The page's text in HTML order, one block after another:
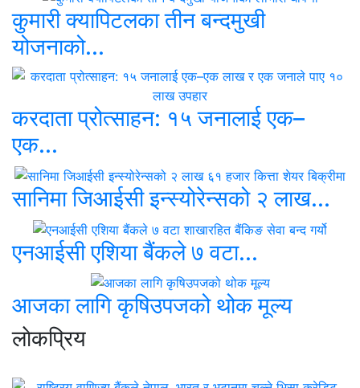
कुमारी क्यापिटलका तीन बन्दमुखी
योजनाको...
करदाता प्रोत्साहन: १५ जनालाई एक–
एक...
सानिमा जिआईसी इन्स्योरेन्सको २ लाख...
एनआईसी एशिया बैंकले ७ वटा...
आजका लागि कृषिउपजको थोक मूल्य
लाेकप्रिय